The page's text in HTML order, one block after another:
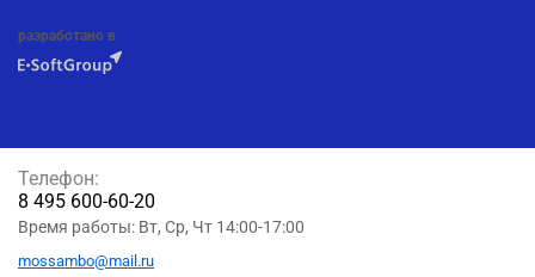
разработано в
Телефон:
8 495 600-60-20
Время работы: Вт, Ср, Чт 14:00-17:00
mossambo@mail.ru